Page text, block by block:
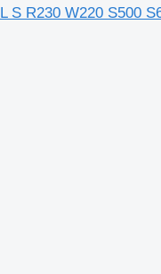
S R230 W220 S500